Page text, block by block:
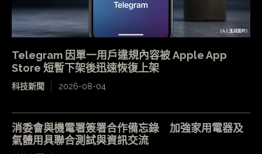
Telegram 因單一用戶違規內容被 Apple App
Store 短暫下架後迅速恢復上架
科技新聞 2026-08-04
消委會與機電署簽署合作備忘錄 加強家用電器及
氣體用具聯合測試與資訊交流